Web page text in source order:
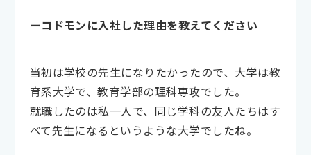
ーコドモンに入社した理由を教えてください
当初は学校の先生になりたかったので、大学は教
育系大学で、教育学部の理科専攻でした。
就職したのは私一人で、同じ学科の友人たちはす
べて先生になるというような大学でしたね。